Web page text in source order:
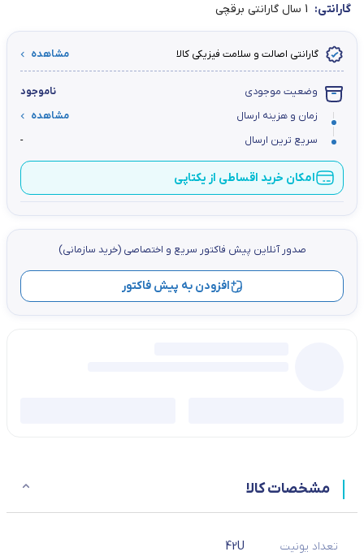
گارانتی: 1 سال گارانتی برقچی
گارانتی اصالت و سلامت فیزیکی کالا مشاهده
وضعیت موجودی
ناموجود
زمان و هزینه ارسال
مشاهده
سریع ترین ارسال
-
امکان خرید اقساطی از یکتاپی
صدور آنلاین پيش فاكتور سریع و اختصاصي (خرید سازمانی)
افزودن به پیش فاکتور
مشخصات کالا
تعداد یونیت
42U